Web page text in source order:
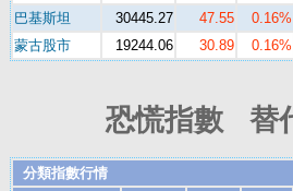
巴基斯坦
30445.27 47.55 0.16%
蒙古股市
19244.06 30.89 0.16%
恐慌指數
分類指數行情